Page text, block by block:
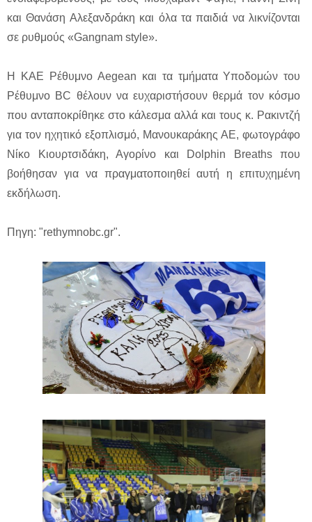
και Θανάση Αλεξανδράκη και όλα τα παιδιά να λικνίζονται
σε ρυθμούς «Gangnam style».
Η ΚΑΕ Ρέθυμνο Aegean και τα τμήματα Υποδομών του
Ρέθυμνο BC θέλουν να ευχαριστήσουν θερμά τον κόσμο
που ανταποκρίθηκε στο κάλεσμα αλλά και τους κ. Ρακιντζή
για τον ηχητικό εξοπλισμό, Μανουκαράκης ΑΕ, φωτογράφο
Νίκο Κιουρτσιδάκη, Αγορίνο και Dolphin Breaths που
βοήθησαν για να πραγματοποιηθεί αυτή η επιτυχημένη
εκδήλωση.
Πηγη: "rethymnobc.gr".